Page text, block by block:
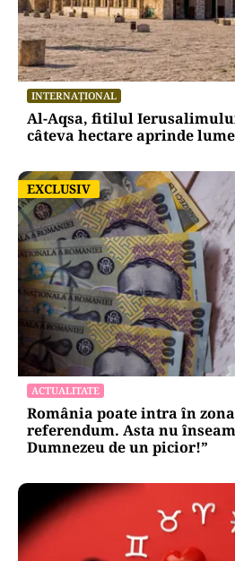
INTERNAȚIONAL
Al-Aqsa, fitilul
câteva hectare aprinde
EXCLUSIV
EXCLUSIV
ACTUALITATE
România poate intra în
referendum. Asta nu
Dumnezeu de un picior!”